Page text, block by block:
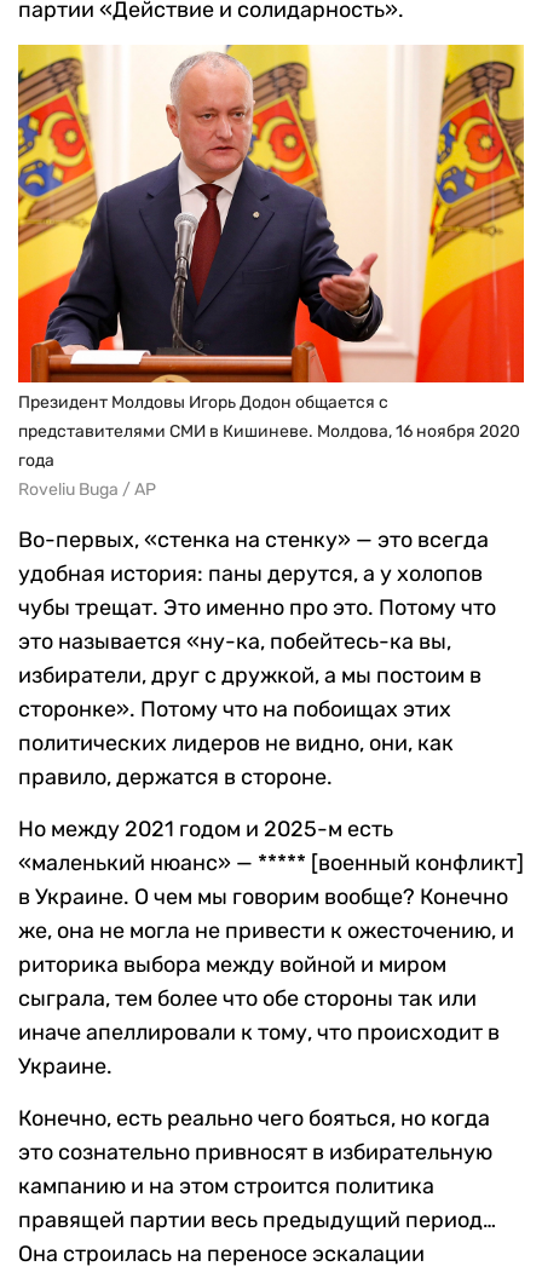
партии «Действие и солидарность».
Президент Молдовы Игорь Додон общается с
представителями СМИ в Кишиневе. Молдова, 16 ноября 2020
года
Roveliu Buga / AP
Во-первых, «стенка на стенку» — это всегда
удобная история: паны дерутся, а у холопов
чубы трещат. Это именно про это. Потому что
это называется «ну-ка, побейтесь-ка вы,
избиратели, друг с дружкой, а мы постоим в
сторонке». Потому что на побоищах этих
политических лидеров не видно, они, как
правило, держатся в стороне.
Но между 2021 годом и 2025-м есть
«маленький нюанс» — ***** [военный конфликт]
в Украине. О чем мы говорим вообще? Конечно
же, она не могла не привести к ожесточению, и
риторика выбора между войной и миром
сыграла, тем более что обе стороны так или
иначе апеллировали к тому, что происходит в
Украине.
Конечно, есть реально чего бояться, но когда
это сознательно привносят в избирательную
кампанию и на этом строится политика
правящей партии весь предыдущий период…
Она строилась на переносе эскалации